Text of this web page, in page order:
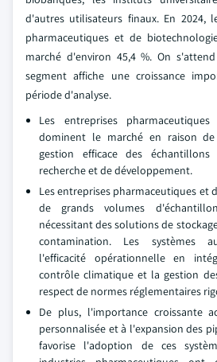
d'autres utilisateurs finaux. En 2024,
pharmaceutiques et de
marché d'environ 45,4 %. On
segment affiche une croissance
période d'analyse.
Les entreprises
dominent le marché en raison
gestion efficace des
recherche et de développement.
Les entreprises pharmaceutiques et
de grands volumes
nécessitant des solutions de
contamination. Les systèmes
l'efficacité opérationnelle en
contrôle climatique et la gestion
respect de normes réglementaires
De plus, l'importance croissante
personnalisée et à l'expansion des
favorise l'adoption de ces